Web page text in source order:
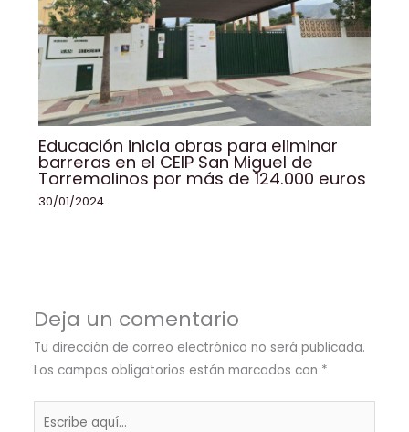
Educación inicia obras para eliminar
barreras en el CEIP San Miguel de
Torremolinos por más de 124.000 euros
30/01/2024
Deja un comentario
Tu dirección de correo electrónico no será publicada.
Los campos obligatorios están marcados con *